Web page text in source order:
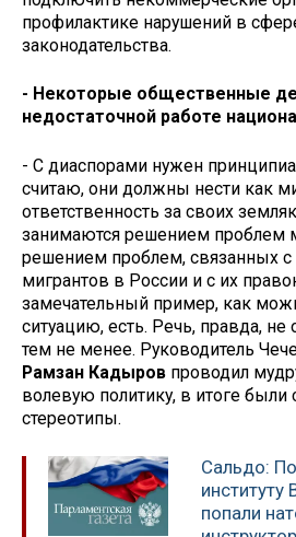
профилактике нарушений в
законодательства.
- Некоторые общественные
недостаточной работе
- С диаспорами нужен
считаю, они должны нести как
ответственность за своих
занимаются решением проблем
решением проблем, связанных
мигрантов в России и с их
замечательный пример, как
ситуацию, есть. Речь, правда, не
тем не менее. Руководитель
Рамзан Кадыров проводил
волевую политику, в итоге
стереотипы.
Сальдо:
институту
попали